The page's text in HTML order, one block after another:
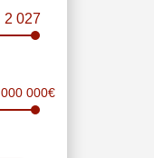
2 027
000€